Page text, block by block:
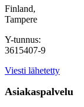
Finland,
Tampere
Y-tunnus:
3615407-9
Viesti lähetetty
Asiakaspalvelu